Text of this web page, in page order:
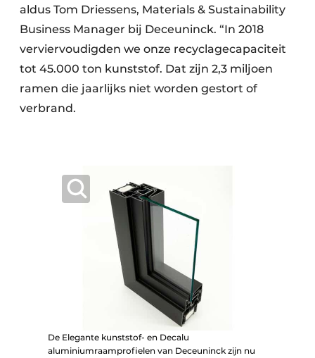
aldus Tom Driessens, Materials & Sustainability
Business Manager bij Deceuninck. “In 2018
verviervoudigden we onze recyclagecapaciteit
tot 45.000 ton kunststof. Dat zijn 2,3 miljoen
ramen die jaarlijks niet worden gestort of
verbrand.
De Elegante kunststof- en Decalu
aluminiumraamprofielen van Deceuninck zijn nu